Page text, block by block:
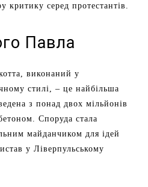
критику серед протестантів.
Павла
виконаний у
стилі, – це найбільша
з понад двох мільйонів
Споруда стала
майданчиком для ідей
у Ліверпульському